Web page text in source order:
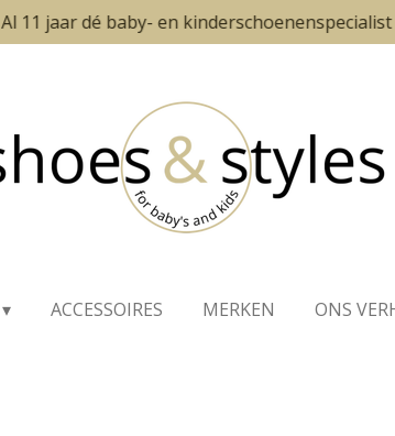
Al 11 jaar dé baby- en kinderschoenenspecialist
ACCESSOIRES MERKEN ONS